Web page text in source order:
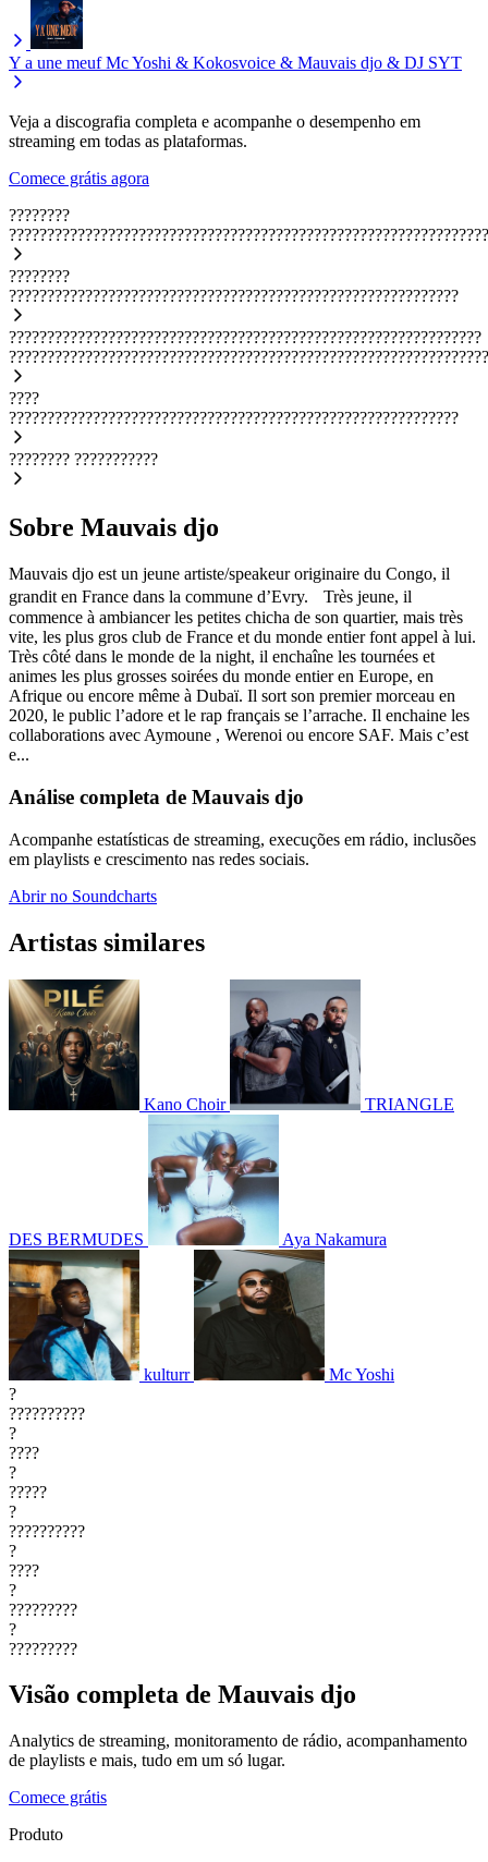
Y a une meuf Mc Yoshi & Kokosvoice & Mauvais djo & DJ SYT
Veja a discografia completa e acompanhe o desempenho em
streaming em todas as plataformas.
Comece grátis agora
????????
????????
???????????????????????????????????????????????????????????
??????????????????????????????????????????????????????????????
????
???????????????????????????????????????????????????????????
???????? ???????????
Sobre Mauvais djo
Mauvais djo est un jeune artiste/speakeur originaire du Congo, il
grandit en France dans la commune d’Evry. Très jeune, il
commence à ambiancer les petites chicha de son quartier, mais très
vite, les plus gros club de France et du monde entier font appel à lui.
Très côté dans le monde de la night, il enchaîne les tournées et
animes les plus grosses soirées du monde entier en Europe, en
Afrique ou encore même à Dubaï. Il sort son premier morceau en
2020, le public l’adore et le rap français se l’arrache. Il enchaine les
collaborations avec Aymoune , Werenoi ou encore SAF. Mais c’est
e...
Análise completa de Mauvais djo
Acompanhe estatísticas de streaming, execuções em rádio, inclusões
em playlists e crescimento nas redes sociais.
Abrir no Soundcharts
Artistas similares
Kano Choir TRIANGLE
DES BERMUDES Aya Nakamura
kulturr
Mc Yoshi
?
??????????
?
????
?
?????
?
??????????
?
????
?
?????????
?
?????????
Visão completa de Mauvais djo
Analytics de streaming, monitoramento de rádio, acompanhamento
de playlists e mais, tudo em um só lugar.
Comece grátis
Produto